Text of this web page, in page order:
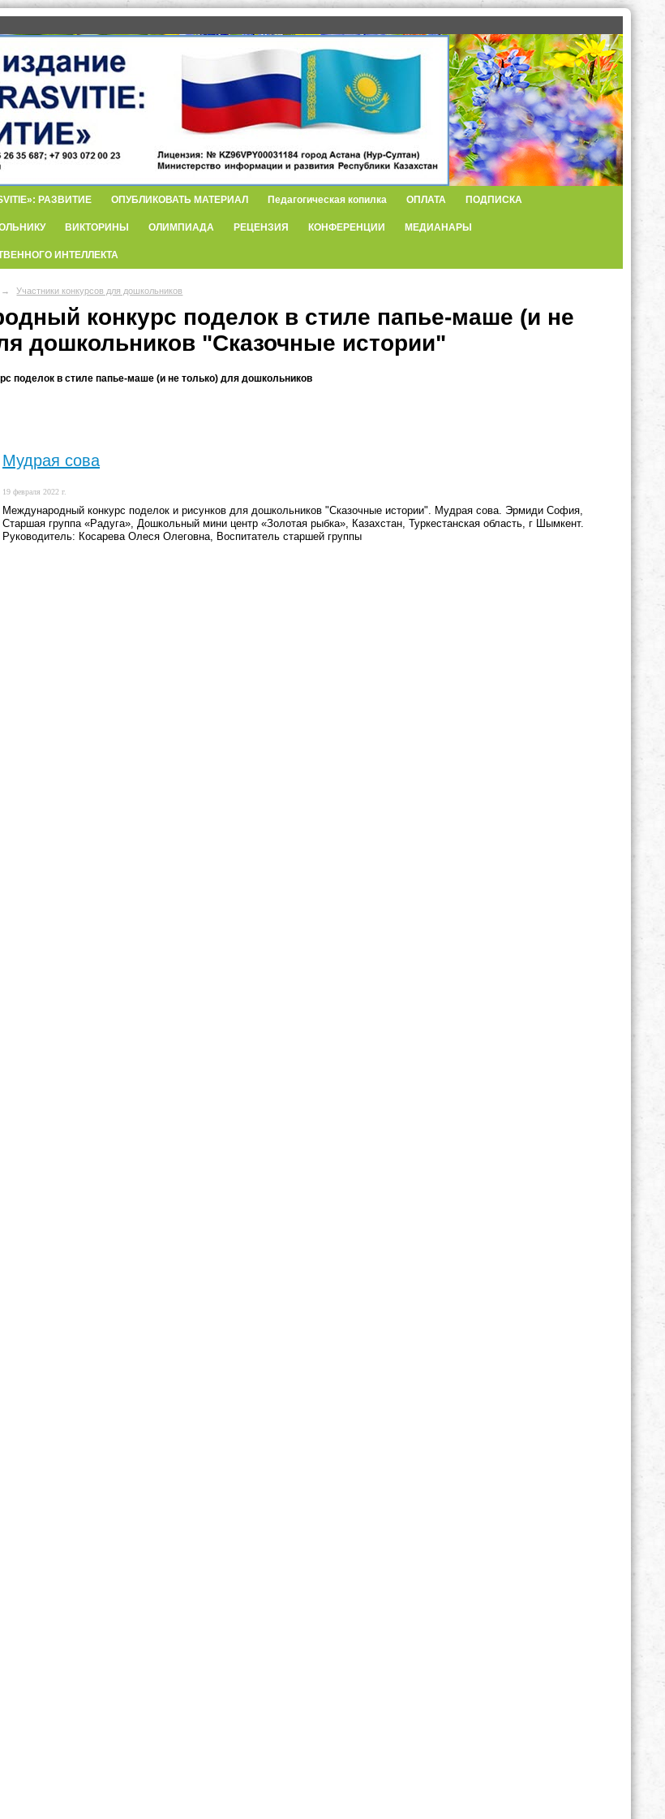
РАЗВИТИЕ ОПУБЛИКОВАТЬ МАТЕРИАЛ Педагогическая копилка ОПЛАТА ПОДПИСКА
ВИКТОРИНЫ ОЛИМПИАДА РЕЦЕНЗИЯ КОНФЕРЕНЦИИ МЕДИАНАРЫ
ИНТЕЛЛЕКТА
→ Участники конкурсов для дошкольников
конкурс поделок в стиле папье-маше (и не
дошкольников "Сказочные истории"
поделок в стиле папье-маше (и не только) для дошкольников
Мудрая сова
19 февраля 2022 г.
Международный конкурс поделок и рисунков для дошкольников "Сказочные истории". Мудрая сова. Эрмиди София,
Старшая группа «Радуга», Дошкольный мини центр «Золотая рыбка», Казахстан, Туркестанская область, г Шымкент.
Руководитель: Косарева Олеся Олеговна, Воспитатель старшей группы